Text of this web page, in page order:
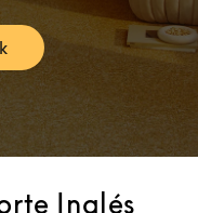
in New Tab
Inglés